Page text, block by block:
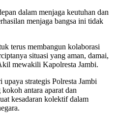
dalam menjaga keutuhan dan
menjaga bangsa ini tidak
terus membangun kolaborasi
situasi yang aman, damai,
mewakili Kapolresta Jambi.
strategis Polresta Jambi
antara aparat dan
kesadaran kolektif dalam